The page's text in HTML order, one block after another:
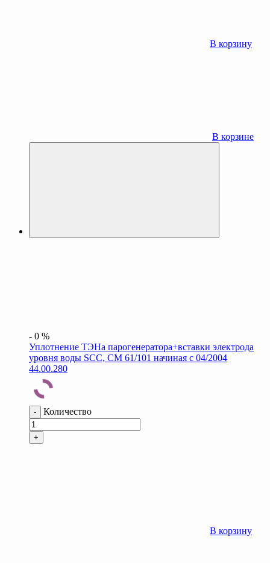
В корзину
В корзине
- 0 %
Уплотнение ТЭНа парогенератора+вставки электрода
уровня воды SCC, CM 61/101 начиная с 04/2004
44.00.280
- Количество
+
В корзину